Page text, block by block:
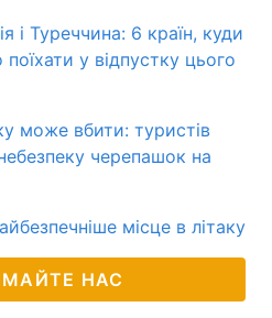
і Туреччина: 6 країн, куди
у відпустку цього
може вбити: туристів
черепашок на
місце в літаку
НАС